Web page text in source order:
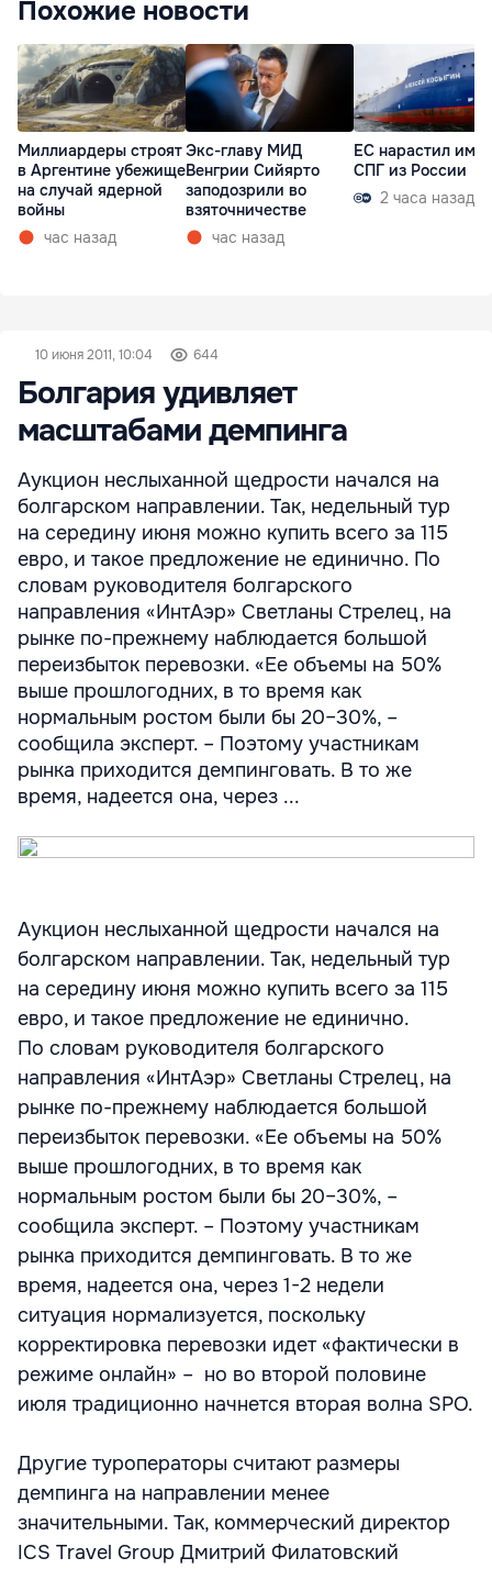
Похожие новости
Миллиардеры строят
в Аргентине убежище
на случай ядерной
войны
час назад
Экс-главу МИД
Венгрии Сийярто
заподозрили во
взяточничестве
час назад
ЕС нарастил
СПГ из России
2 часа назад
10 июня 2011, 10:04 644
Болгария удивляет
масштабами демпинга
Аукцион неслыханной щедрости начался на
болгарском направлении. Так, недельный тур
на середину июня можно купить всего за 115
евро, и такое предложение не единично. По
словам руководителя болгарского
направления «ИнтАэр» Светланы Стрелец, на
рынке по-прежнему наблюдается большой
переизбыток перевозки. «Ее объемы на 50%
выше прошлогодних, в то время как
нормальным ростом были бы 20–30%, –
сообщила эксперт. – Поэтому участникам
рынка приходится демпинговать. В то же
время, надеется она, через ...
Аукцион неслыханной щедрости начался на
болгарском направлении. Так, недельный тур
на середину июня можно купить всего за 115
евро, и такое предложение не единично.
По словам руководителя болгарского
направления «ИнтАэр» Светланы Стрелец, на
рынке по-прежнему наблюдается большой
переизбыток перевозки. «Ее объемы на 50%
выше прошлогодних, в то время как
нормальным ростом были бы 20–30%, –
сообщила эксперт. – Поэтому участникам
рынка приходится демпинговать. В то же
время, надеется она, через 1-2 недели
ситуация нормализуется, поскольку
корректировка перевозки идет «фактически в
режиме онлайн» – ­ но во второй половине
июля традиционно начнется вторая волна SPO.
Другие туроператоры считают размеры
демпинга на направлении менее
значительными. Так, коммерческий директор
ICS Travel Group Дмитрий Филатовский